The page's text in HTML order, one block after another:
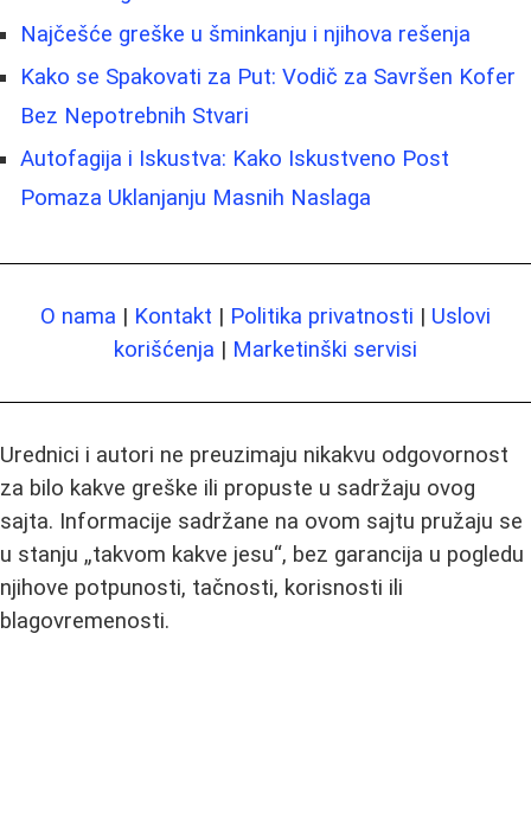
Najčešće greške u šminkanju i njihova rešenja
Kako se Spakovati za Put: Vodič za Savršen Kofer
Bez Nepotrebnih Stvari
Autofagija i Iskustva: Kako Iskustveno Post
Pomaza Uklanjanju Masnih Naslaga
O nama | Kontakt | Politika privatnosti | Uslovi
korišćenja | Marketinški servisi
Urednici i autori ne preuzimaju nikakvu odgovornost
za bilo kakve greške ili propuste u sadržaju ovog
sajta. Informacije sadržane na ovom sajtu pružaju se
u stanju „takvom kakve jesu“, bez garancija u pogledu
njihove potpunosti, tačnosti, korisnosti ili
blagovremenosti.